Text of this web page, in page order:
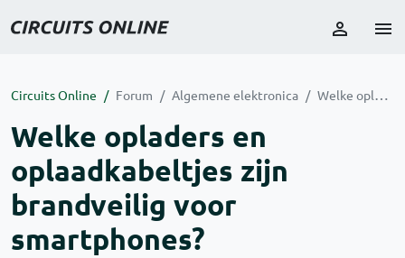
Circuits Online Forum Algemene elektronica Welke opladers en oplaadkabeltjes zijn brandveilig voor smartphones?
Welke opladers en
oplaadkabeltjes zijn
brandveilig voor
smartphones?